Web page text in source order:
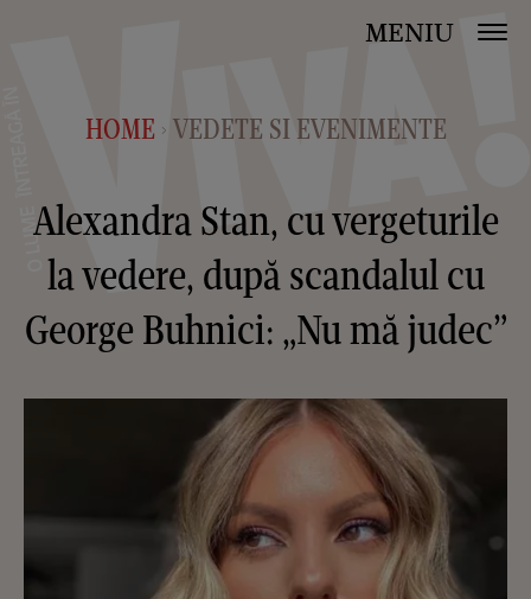
MENIU
HOME > VEDETE SI EVENIMENTE
Alexandra Stan, cu vergeturile
la vedere, după scandalul cu
George Buhnici: „Nu mă judec”